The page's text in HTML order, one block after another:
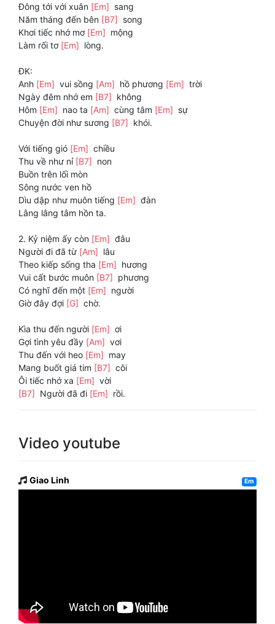
Đông tới với xuân [Em] sang
Năm tháng đến bên [B7] song
Khơi tiếc nhớ mơ [Em] mộng
Làm rối tơ [Em] lòng.
ĐK:
Anh [Em] vui sồng [Am] hồ phương [Em] trời
Ngày đêm nhớ em [B7] không
Hôm [Em] nao ta [Am] cùng tâm [Em] sự
Chuyện đời như sương [B7] khói.
Với tiếng gió [Em] chiều
Thu về như nỉ [B7] non
Buồn trên lối mòn
Sông nước ven hồ
Dìu dập như muôn tiếng [Em] đàn
Lâng lâng tâm hồn ta.
2. Kỷ niệm ấy còn [Em] đâu
Người đi đã từ [Am] lâu
Theo kiếp sống tha [Em] hương
Vui cất bước muôn [B7] phương
Có nghĩ đến một [Em] người
Giờ đây đợi [G] chờ.
Kìa thu đến người [Em] ơi
Gợi tình yêu đầy [Am] vơi
Thu đến với heo [Em] may
Mang buốt giá tim [B7] côi
Ôi tiếc nhớ xa [Em] vời
[B7] Người đã đi [Em] rồi.
Video youtube
Giao Linh Em